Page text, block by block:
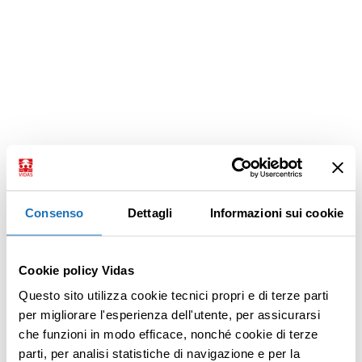
Consenso Dettagli Informazioni sui cookie
Cookie policy Vidas
Questo sito utilizza cookie tecnici propri e di terze parti
per migliorare l'esperienza dell'utente, per assicurarsi
che funzioni in modo efficace, nonché cookie di terze
parti, per analisi statistiche di navigazione e per la